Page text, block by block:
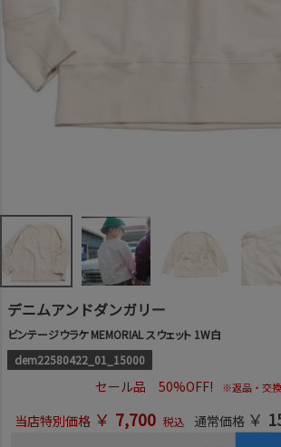
デニムアンドダンガリー
ビンテージウラケ MEMORIAL スウェット 1W白
dem22580422_01_15000
セール品 50%OFF! ※返品・交
当店特別価格 ￥ 7,700 税込 通常価格 ￥